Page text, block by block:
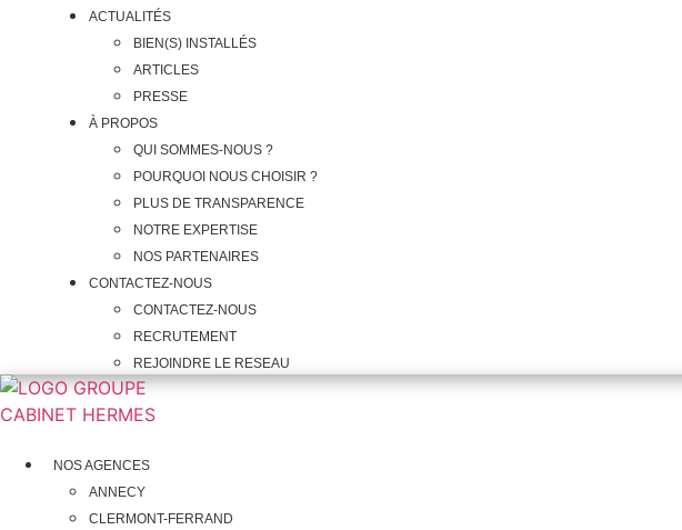
ACTUALITÉS
BIEN(S) INSTALLÉS
ARTICLES
PRESSE
À PROPOS
QUI SOMMES-NOUS ?
POURQUOI NOUS CHOISIR ?
PLUS DE TRANSPARENCE
NOTRE EXPERTISE
NOS PARTENAIRES
CONTACTEZ-NOUS
CONTACTEZ-NOUS
RECRUTEMENT
REJOINDRE LE RESEAU
NOS AGENCES
ANNECY
CLERMONT-FERRAND